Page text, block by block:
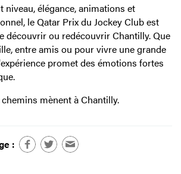
niveau, élégance, animations et
le Qatar Prix du Jockey Club est
découvrir ou redécouvrir Chantilly. Que
entre amis ou pour vivre une grande
promet des émotions fortes
mènent à Chantilly.
: